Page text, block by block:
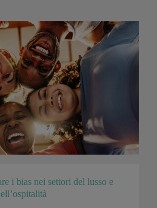
i bias nei settori del lusso e